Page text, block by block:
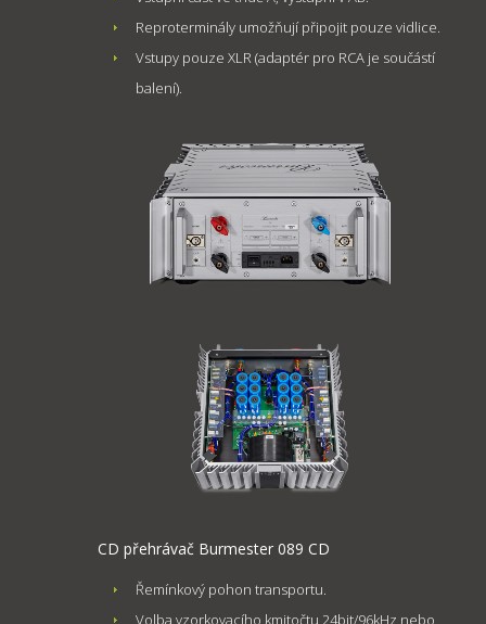
Reproterminály umožňují připojit pouze vidlice.
Vstupy pouze XLR (adaptér pro RCA je součástí
balení).
CD přehrávač Burmester 089 CD
Řemínkový pohon transportu.
Volba vzorkovacího kmitočtu 24bit/96kHz nebo